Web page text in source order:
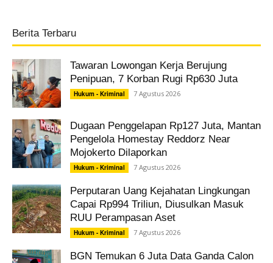
Berita Terbaru
Tawaran Lowongan Kerja Berujung
Penipuan, 7 Korban Rugi Rp630 Juta
Hukum - Kriminal 7 Agustus 2026
Dugaan Penggelapan Rp127 Juta, Mantan
Pengelola Homestay Reddorz Near
Mojokerto Dilaporkan
Hukum - Kriminal 7 Agustus 2026
Perputaran Uang Kejahatan Lingkungan
Capai Rp994 Triliun, Diusulkan Masuk
RUU Perampasan Aset
Hukum - Kriminal 7 Agustus 2026
BGN Temukan 6 Juta Data Ganda Calon